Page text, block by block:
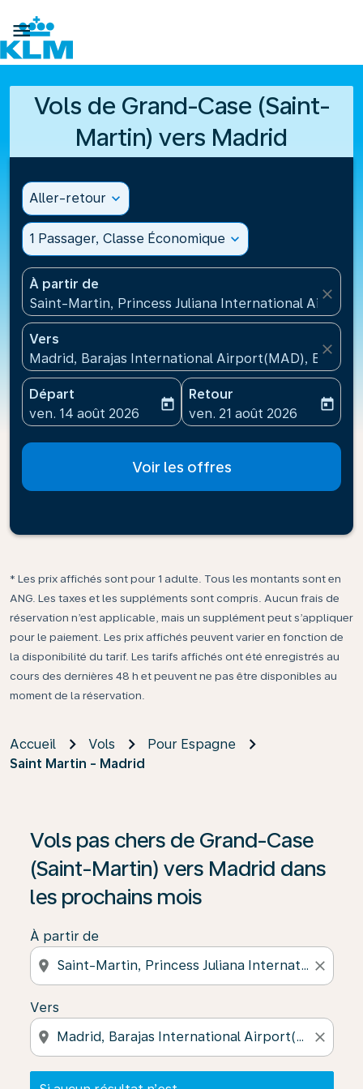

Vols de Grand-Case (Saint-
Martin) vers Madrid
Aller-retour expand_more
1 Passager, Classe Économique expand_more
À partir de
Saint-Martin, Princess Juliana International
close
Vers
Madrid, Barajas International Airport(MAD),
close
Départ
fc-booking-departure-date-aria-label
ven. 14 août 2026
today
Retour
fc-booking-return-date-
ven. 21 août 2026
today
Voir les offres
* Les prix affichés sont pour 1 adulte. Tous les montants sont en
ANG. Les taxes et les suppléments sont compris. Aucun frais de
réservation n’est applicable, mais un supplément peut s’appliquer
pour le paiement. Les prix affichés peuvent varier en fonction de
la disponibilité du tarif. Les tarifs affichés ont été enregistrés au
cours des dernières 48 h et peuvent ne pas être disponibles au
moment de la réservation.
Accueil Vols
Pour Espagne
Saint Martin - Madrid
Vols pas chers de Grand-Case
(Saint-Martin) vers Madrid dans
les prochains mois
À partir de
location_on close
Vers
location_on close
Si aucun résultat n’est disponible, cliquez sur «